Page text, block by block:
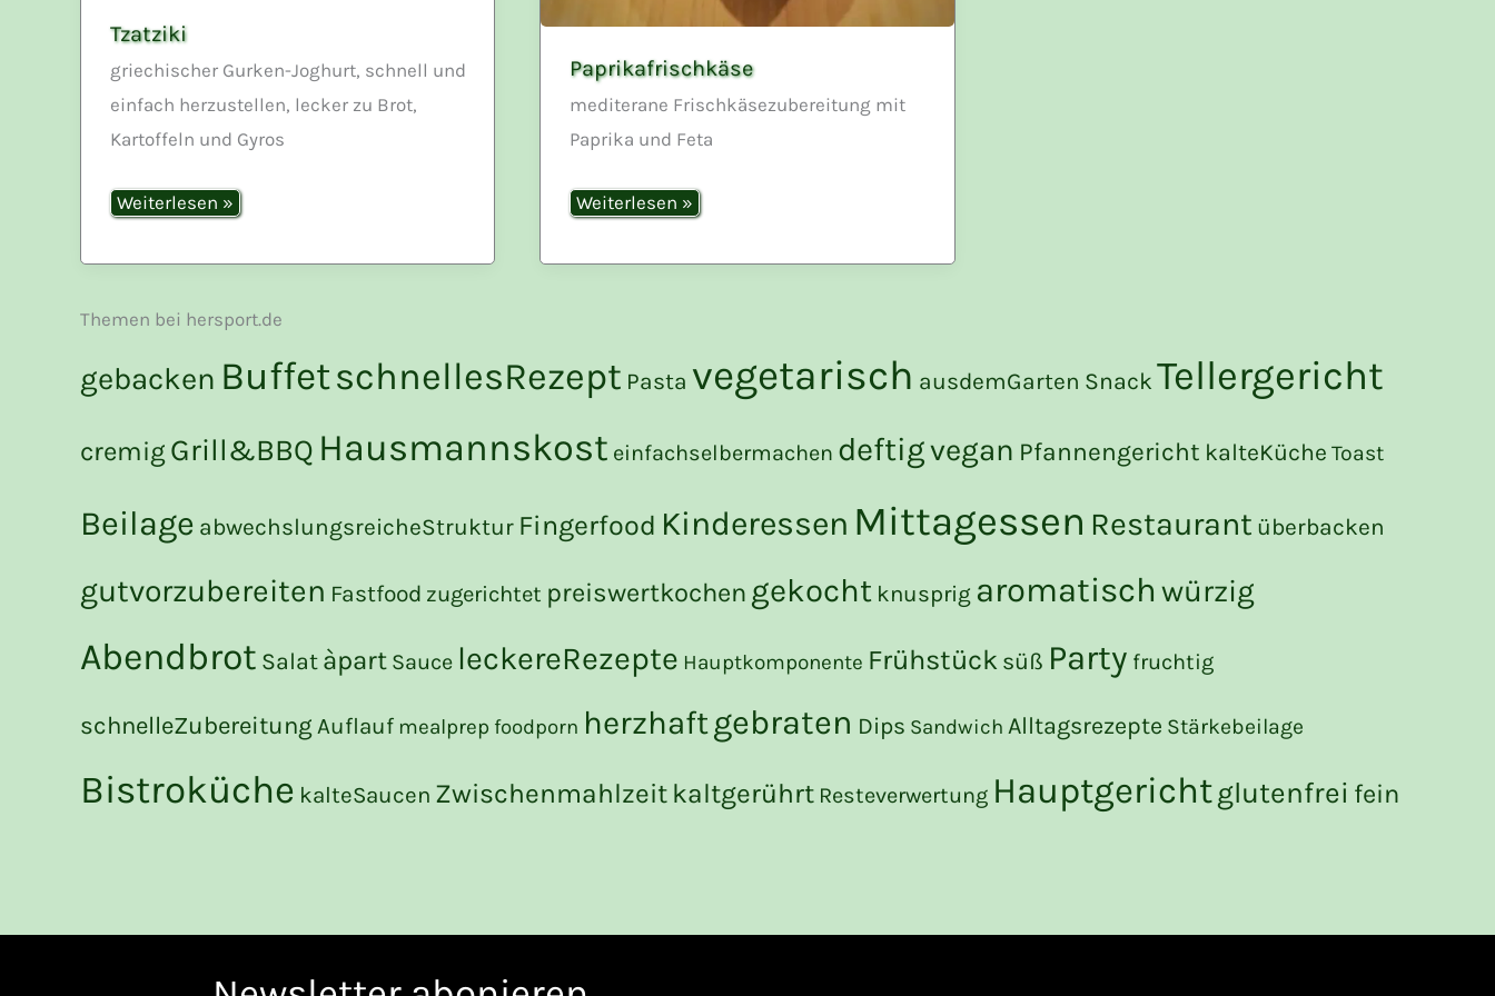
Tzatziki
griechischer Gurken-Joghurt, schnell und
einfach herzustellen, lecker zu Brot,
Kartoffeln und Gyros
Tzatziki
Weiterlesen »
Paprikafrischkäse
mediterane Frischkäsezubereitung mit
Paprika und Feta
Paprikafrischkäse
Weiterlesen »
Themen bei hersport.de
gebacken BuffetschnellesRezept Pasta vegetarisch ausdemGarten Snack Tellergericht
cremig Grill&BBQ Hausmannskost einfachselbermachen deftigvegan Pfannengericht kalteKüche Toast
Beilage abwechslungsreicheStruktur Fingerfood Kinderessen Mittagessen Restaurant überbacken
gutvorzubereiten Fastfood zugerichtet preiswertkochen gekocht knusprig aromatisch würzig
Abendbrot Salat àpart Sauce leckereRezepte Hauptkomponente Frühstück süß Party fruchtig
schnelleZubereitung Auflauf mealprep foodporn herzhaftgebraten Dips Sandwich Alltagsrezepte Stärkebeilage
Bistroküche kalteSaucen Zwischenmahlzeit kaltgerührt Resteverwertung Hauptgerichtglutenfrei fein